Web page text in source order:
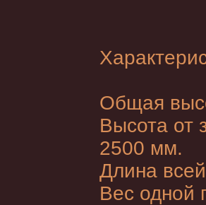
Общая
Высота от
2500 мм.
Длина
Вес одной